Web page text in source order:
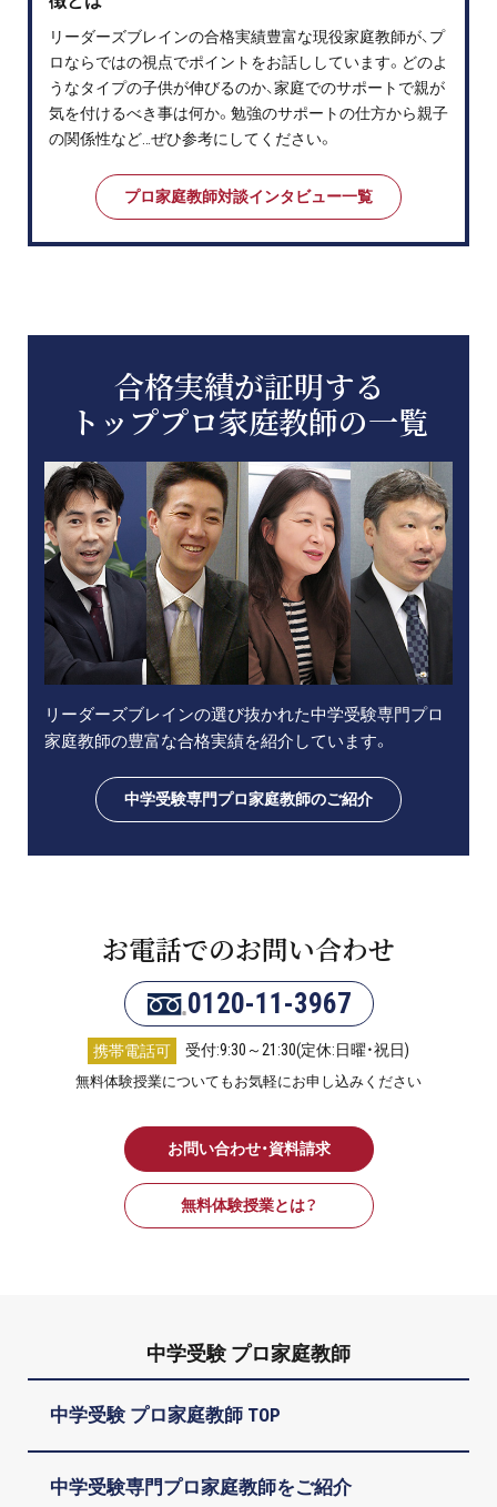
リーダーズブレインの合格実績豊富な現役家庭教師が、プ
ロならではの視点でポイントをお話ししています。どのよ
うなタイプの子供が伸びるのか、家庭でのサポートで親が
気を付けるべき事は何か。勉強のサポートの仕方から親子
の関係性など…ぜひ参考にしてください。
プロ家庭教師対談インタビュー一覧
合格実績が証明する
トッププロ家庭教師の一覧
リーダーズブレインの選び抜かれた中学受験専門プロ
家庭教師の豊富な合格実績を紹介しています。
中学受験専門プロ家庭教師のご紹介
お電話でのお問い合わせ
0120-11-3967
携帯電話可 受付:9:30～21:30(定休:日曜・祝日)
無料体験授業についてもお気軽にお申し込みください
お問い合わせ・資料請求
無料体験授業とは？
中学受験 プロ家庭教師
中学受験 プロ家庭教師 TOP
中学受験専門プロ家庭教師をご紹介